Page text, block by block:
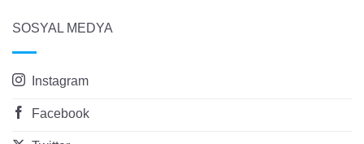
SOSYAL MEDYA
Instagram
Facebook